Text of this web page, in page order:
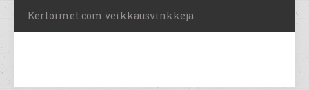
Kertoimet.com veikkausvinkkejä